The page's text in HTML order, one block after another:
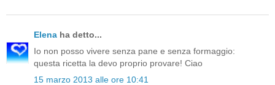
Elena ha detto...
Io non posso vivere senza pane e senza formaggio:
questa ricetta la devo proprio provare! Ciao
15 marzo 2013 alle ore 10:41